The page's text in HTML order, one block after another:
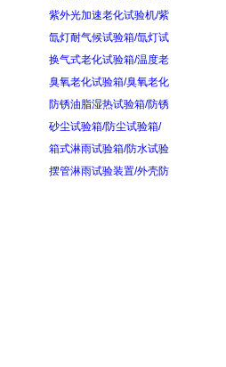
紫外光加速老化试验机/紫
氙灯耐气候试验箱/氙灯试
换气式老化试验箱/温度老
臭氧老化试验箱/臭氧老化
防锈油脂湿热试验箱/防锈
砂尘试验箱/防尘试验箱/
箱式淋雨试验箱/防水试验
摆管淋雨试验装置/外壳防